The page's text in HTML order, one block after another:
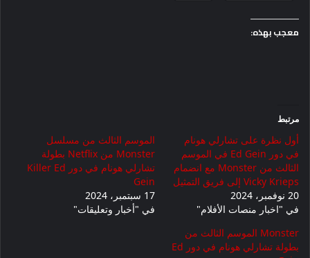
معجب بهذه:
مرتبط
أول نظرة على تشارلي هونام
في دور Ed Gein في الموسم
الثالث من Monster مع انضمام
Vicky Krieps إلى فريق التمثيل
20 نوفمبر، 2024
في "اخبار منصات الأفلام"
الموسم الثالث من مسلسل
Monster من Netflix بطولة
تشارلي هونام في دور Killer Ed
Gein
17 سبتمبر، 2024
في "أخبار وتعليقات"
Monster الموسم الثالث من
بطولة تشارلي هونام في دور Ed